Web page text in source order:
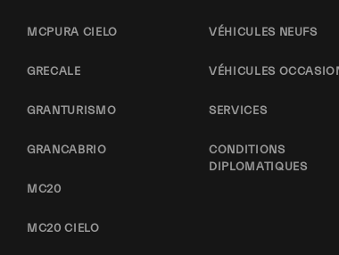
MCPURA CIELO
GRECALE
GRANTURISMO
GRANCABRIO
MC20
MC20 CIELO
VÉHICULES NEUFS
VÉHICULES
SERVICES
CONDITIONS
DIPLOMATIQUES